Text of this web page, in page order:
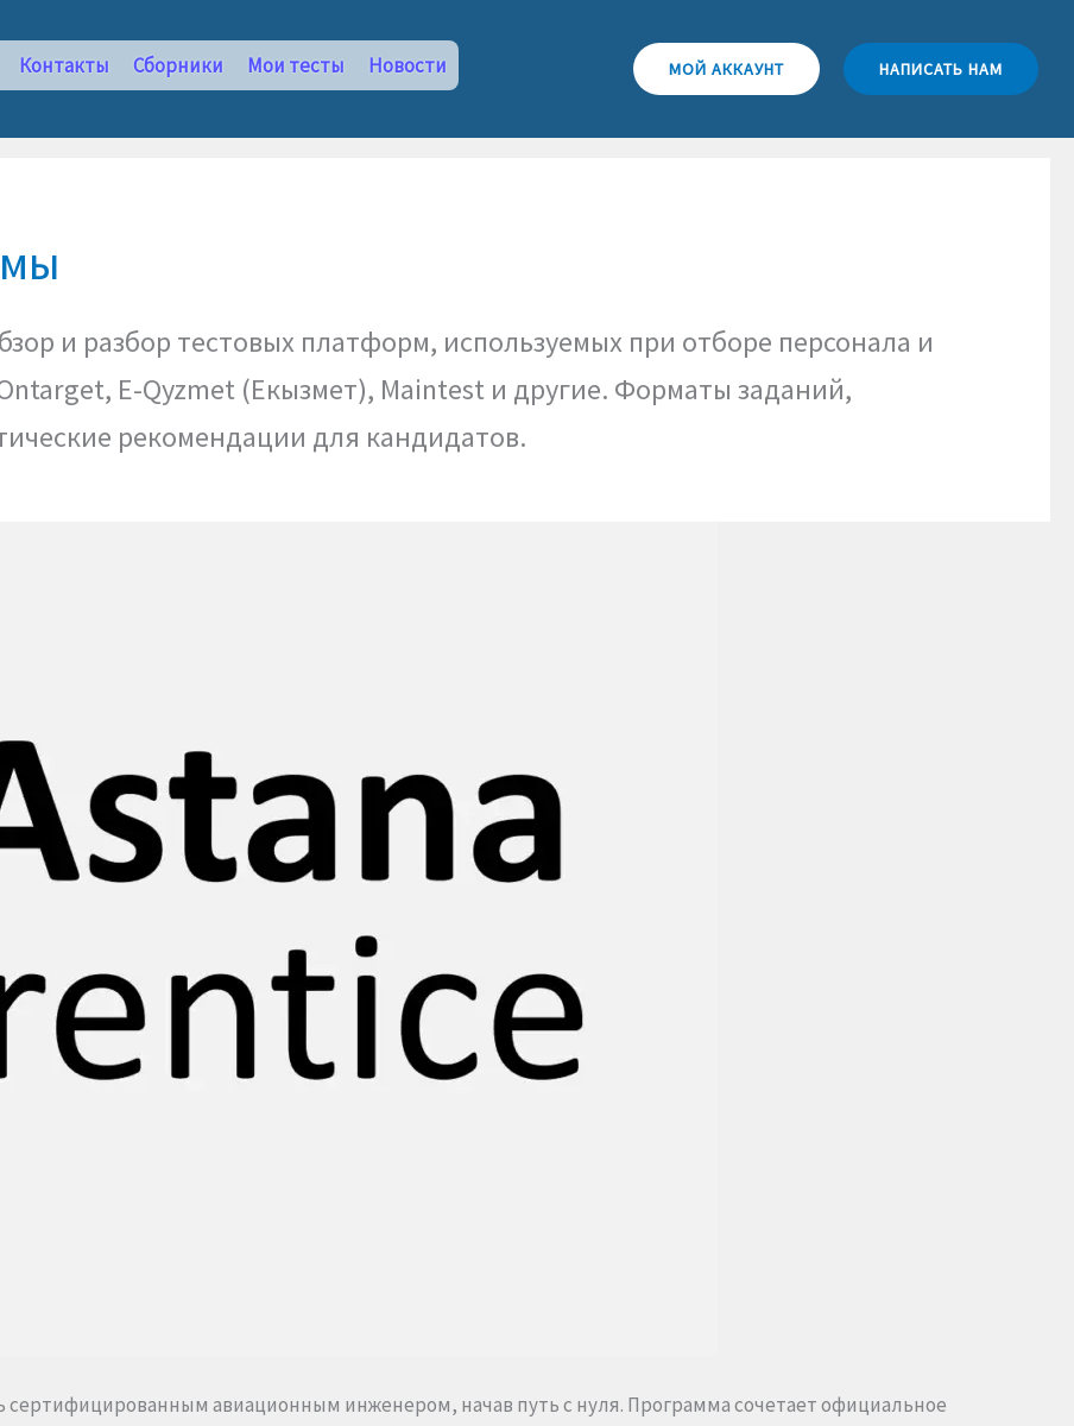
Контакты Сборники Мои тесты Новости МОЙ АККАУНТ НАПИСАТЬ НАМ
и разбор тестовых платформ, используемых при отборе персонала и
E-Qyzmet (Екызмет), Maintest и другие. Форматы заданий,
рекомендации для кандидатов.
сертифицированным авиационным инженером, начав путь с нуля. Программа сочетает официальное